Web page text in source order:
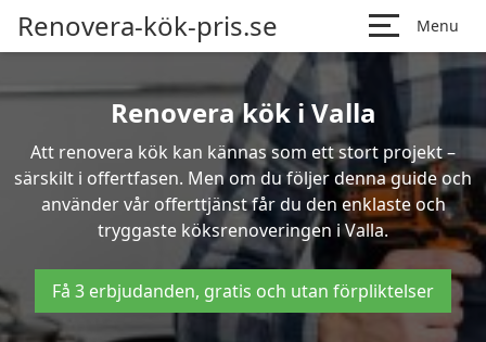
Renovera-kök-pris.se Menu
Renovera kök i Valla
Att renovera kök kan kännas som ett stort projekt –
särskilt i offertfasen. Men om du följer denna guide och
använder vår offerttjänst får du den enklaste och
tryggaste köksrenoveringen i Valla.
Få 3 erbjudanden, gratis och utan förpliktelser